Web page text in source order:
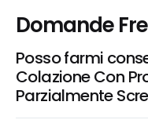
Domande
Posso farmi
Colazione Con
Parzialmente